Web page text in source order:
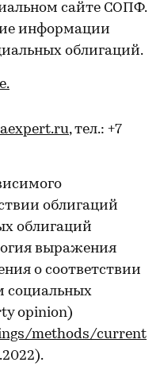
сайте СОПФ.
информации
облигаций.
, тел.: +7
облигаций
облигаций
выражения
о соответствии
социальных
opinion)
methods/current